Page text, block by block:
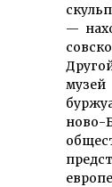
—
но­во-